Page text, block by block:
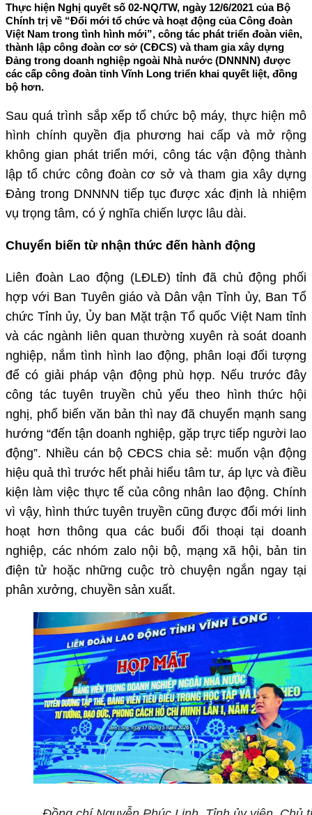
Thực hiện Nghị quyết số 02-NQ/TW, ngày 12/6/2021 của Bộ
Chính trị về “Đổi mới tổ chức và hoạt động của Công đoàn
Việt Nam trong tình hình mới”, công tác phát triển đoàn viên,
thành lập công đoàn cơ sở (CĐCS) và tham gia xây dựng
Đảng trong doanh nghiệp ngoài Nhà nước (DNNNN) được
các cấp công đoàn tỉnh Vĩnh Long triển khai quyết liệt, đồng
bộ hơn.
Sau quá trình sắp xếp tổ chức bộ máy, thực hiện mô
hình chính quyền địa phương hai cấp và mở rộng
không gian phát triển mới, công tác vận động thành
lập tổ chức công đoàn cơ sở và tham gia xây dựng
Đảng trong DNNNN tiếp tục được xác định là nhiệm
vụ trọng tâm, có ý nghĩa chiến lược lâu dài.
Chuyển biến từ nhận thức đến hành động
Liên đoàn Lao động (LĐLĐ) tỉnh đã chủ động phối
hợp với Ban Tuyên giáo và Dân vận Tỉnh ủy, Ban Tổ
chức Tỉnh ủy, Ủy ban Mặt trận Tổ quốc Việt Nam tỉnh
và các ngành liên quan thường xuyên rà soát doanh
nghiệp, nắm tình hình lao động, phân loại đối tượng
để có giải pháp vận động phù hợp. Nếu trước đây
công tác tuyên truyền chủ yếu theo hình thức hội
nghị, phổ biến văn bản thì nay đã chuyển mạnh sang
hướng “đến tận doanh nghiệp, gặp trực tiếp người lao
động”. Nhiều cán bộ CĐCS chia sẻ: muốn vận động
hiệu quả thì trước hết phải hiểu tâm tư, áp lực và điều
kiện làm việc thực tế của công nhân lao động. Chính
vì vậy, hình thức tuyên truyền cũng được đổi mới linh
hoạt hơn thông qua các buổi đối thoại tại doanh
nghiệp, các nhóm zalo nội bộ, mạng xã hội, bản tin
điện tử hoặc những cuộc trò chuyện ngắn ngay tại
phân xưởng, chuyền sản xuất.